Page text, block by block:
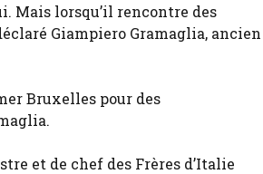
Mais lorsqu’il rencontre des
Giampiero Gramaglia, ancien
Bruxelles pour des
et de chef des Frères d’Italie